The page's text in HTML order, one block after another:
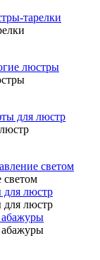
тарелки
люстры
для люстр
светом
светом
для люстр
для люстр